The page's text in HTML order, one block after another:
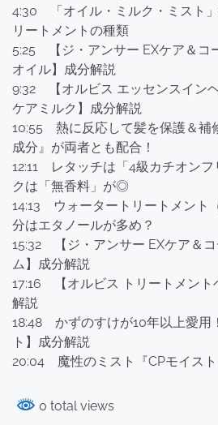
4:30 「オイル・ミルク・ミスト
リートメントの種類
5:25 【ジ・アンサー EXケア＆コ
オイル】成分解説
9:32 【オルビス エッセンスイン
ケアミルク】成分解説
10:55 熱に反応して髪を保護＆補
成分』が両者とも配合！
12:11 レタッチは「4級カチオン
クは「無香料」が◎
14:13 ウォータートリートメント
分はエタノールが多め？
15:32 【ジ・アンサー EXケア＆
ム】成分解説
17:16 【オルビス トリートメント
解説
18:48 かずのすけが10年以上愛用
ト】成分解説
20:04 魔性のミスト『CPモイス
0 total views